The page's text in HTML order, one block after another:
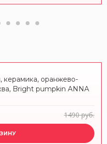
керамика, оранжево-
Bright pumpkin ANNA
1490 руб.